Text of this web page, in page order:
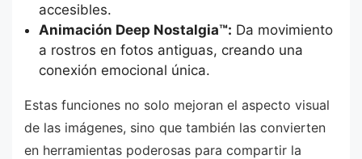
accesibles.
Animación Deep Nostalgia™: Da movimiento
a rostros en fotos antiguas, creando una
conexión emocional única.
Estas funciones no solo mejoran el aspecto visual
de las imágenes, sino que también las convierten
en herramientas poderosas para compartir la